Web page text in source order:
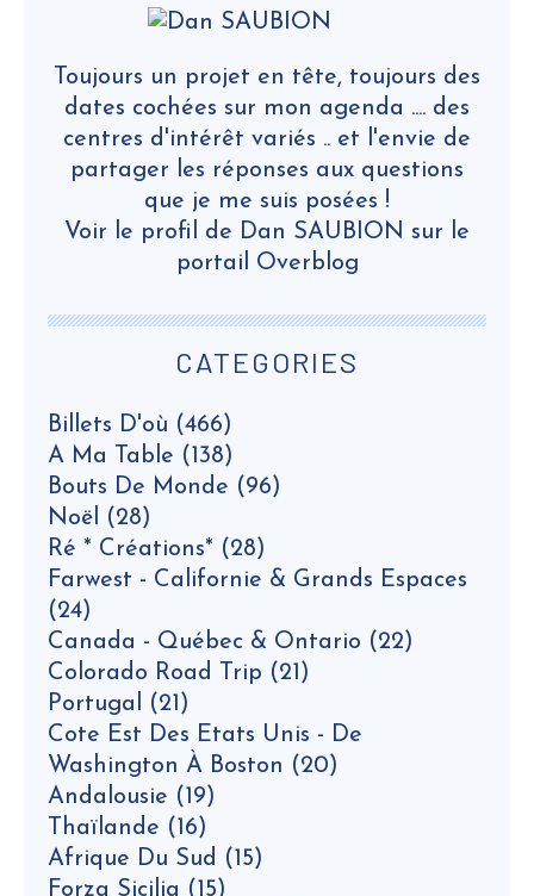
CATEGORIES
Billets D'où (466)
A Ma Table (138)
Bouts De Monde (96)
Noël (28)
Ré * Créations* (28)
Farwest - Californie & Grands Espaces
(24)
Canada - Québec & Ontario (22)
Colorado Road Trip (21)
Portugal (21)
Cote Est Des Etats Unis - De
Washington À Boston (20)
Andalousie (19)
Thaïlande (16)
Afrique Du Sud (15)
Forza Sicilia (15)
Toujours un projet en tête, toujours des
dates cochées sur mon agenda .... des
centres d'intérêt variés .. et l'envie de
partager les réponses aux questions
que je me suis posées !
Voir le profil de Dan SAUBION sur le
portail Overblog